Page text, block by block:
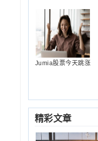
Jumia股票今天跳涨
精彩文章